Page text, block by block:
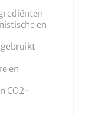
en
gebruikt
en
CO2-